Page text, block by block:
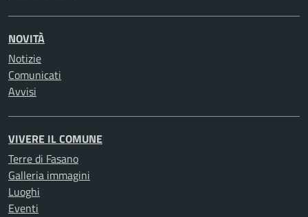
NOVITÀ
Notizie
Comunicati
Avvisi
VIVERE IL COMUNE
Terre di Fasano
Galleria immagini
Luoghi
Eventi